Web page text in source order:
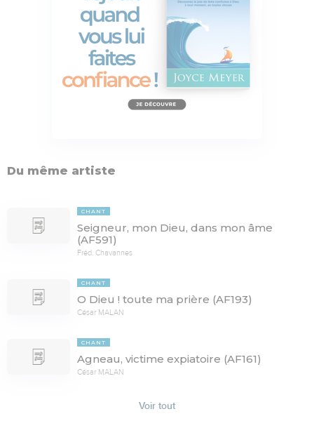
Du même artiste
CHANT
Seigneur, mon Dieu, dans mon âme
(AF591)
Fréd. Chavannes
CHANT
O Dieu ! toute ma prière (AF193)
César MALAN
CHANT
Agneau, victime expiatoire (AF161)
César MALAN
Voir tout